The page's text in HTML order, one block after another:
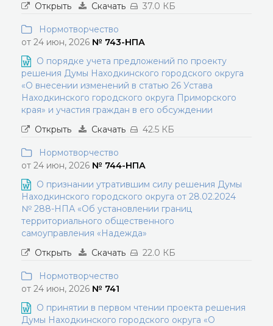
Открыть
Скачать 37.0 КБ
Нормотворчество
от 24 июн, 2026 № 743-НПА
О порядке учета предложений по проекту
решения Думы Находкинского городского округа
«О внесении изменений в статью 26 Устава
Находкинского городского округа Приморского
края» и участия граждан в его обсуждении
Открыть
Скачать 42.5 КБ
Нормотворчество
от 24 июн, 2026 № 744-НПА
О признании утратившим силу решения Думы
Находкинского городского округа от 28.02.2024
№ 288-НПА «Об установлении границ
территориального общественного
самоуправления «Надежда»
Открыть
Скачать 22.0 КБ
Нормотворчество
от 24 июн, 2026 № 741
О принятии в первом чтении проекта решения
Думы Находкинского городского округа «О